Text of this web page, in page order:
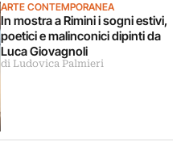
ARTE CONTEMPORANEA
In mostra a Rimini i sogni estivi,
poetici e malinconici dipinti da
Luca Giovagnoli
di Ludovica Palmieri